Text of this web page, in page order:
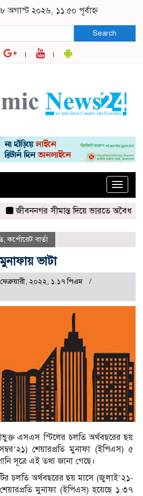
অগাস্ট ২০২৬, ১১:৫০ পূর্বাহ্ন
Search
Toggle
সীমান্ত দিয়ে ভারতে অবৈধ
,কর্পোরেট বার্তা
ভাটা
২০২২, ১.১৭ পিএম
এসএস স্টিলের চলতি অর্থবছরের ছয়
শেয়ারপ্রতি মুনাফা (ইপিএস) ৫
সূত্রে এই তথ্য জানা গেছে।
চলতি অর্থবছরের ছয় মাসে (জুলাই’২১-
শেয়ারপ্রতি মুনাফা (ইপিএস) হয়েছে ১.৩৭